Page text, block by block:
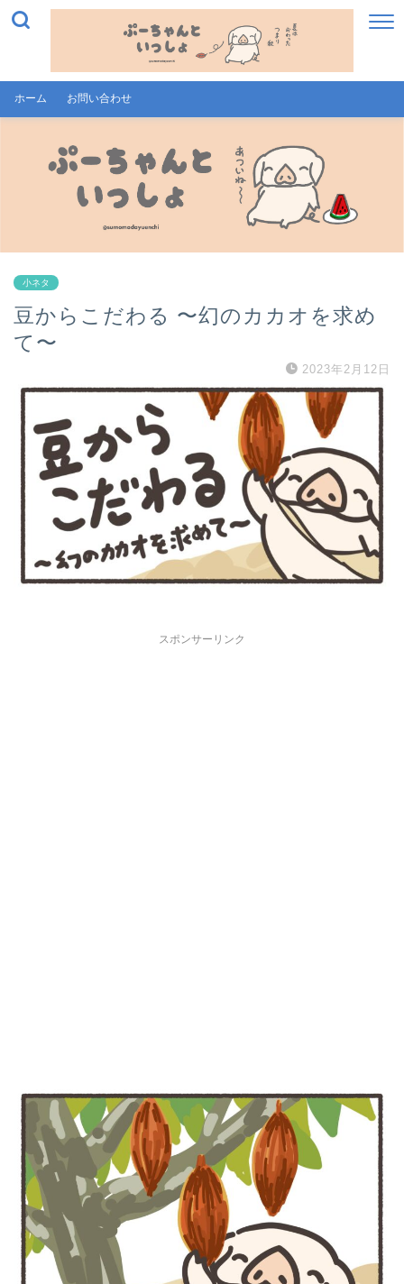
ホーム お問い合わせ
小ネタ
豆からこだわる 〜幻のカカオを求め
て〜
2023年2月12日
スポンサーリンク